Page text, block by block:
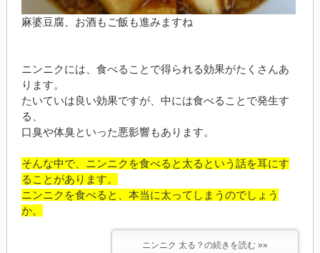
麻婆豆腐、お酒もご飯も進みますね
ニンニクには、食べることで得られる効果がたくさんあ
ります。
たいていは良い効果ですが、中には食べることで発生す
る、
口臭や体臭といった悪影響もあります。
そんな中で、ニンニクを食べると太るという話を耳にす
ることがあります。
ニンニクを食べると、本当に太ってしまうのでしょう
か。
ニンニク 太る？の続きを読む »»